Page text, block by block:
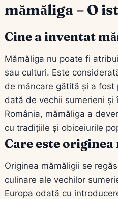
mămăliga – O
Cine a inventat
Mămăliga nu poate fi
sau culturi. Este
de mâncare gătită și a fost
dată de vechii sumerieni și
România, mămăliga a
cu tradițiile și obiceiurile
Care este
Originea mămăligii se
culinare ale vechilor
Europa odată cu